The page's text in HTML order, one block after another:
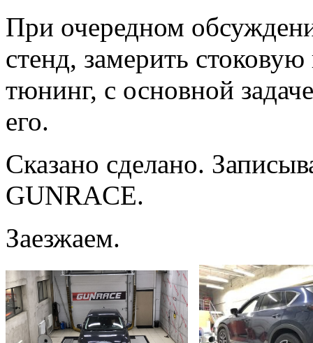
При очередном
стенд, замерить
тюнинг, с основной
его.
Сказано сделано.
GUNRACE.
Заезжаем.